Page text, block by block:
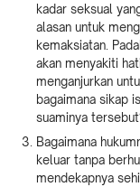
kadar seksual
alasan untuk
kemaksiatan.
akan menyakiti
menganjurkan
bagaimana sikap
suaminya
Bagaimana
keluar tanpa
mendekapnya